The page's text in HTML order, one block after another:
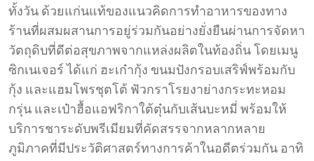
ทั้งวัน ด้วยแก่นแท้ของแนวคิดการทำอาหารของทาง
ร้านที่ผสมผสานการอยู่ร่วมกันอย่างยั่งยืนผ่านการจัดหา
วัตถุดิบที่ดีต่อสุขภาพจากแหล่งผลิตในท้องถิ่น โดยเมนู
ซิกเนเจอร์ ได้แก่ ฮะเก๋ากุ้ง ขนมปังกรอบเสริฟ์พร้อมกับ
กุ้ง และแฮมโพรชุตโต้ ฟัวกราโรยงาย่างกระทะหอม
กรุ่น และเป๋าฮื้อแอฟริกาใต้ตุ๋นกับเส้นบะหมี่ พร้อมให้
บริการชาระดับพรีเมียมที่คัดสรรจากหลากหลาย
ภูมิภาคที่มีประวัติศาสตร์ทางการค้าในอดีตร่วมกัน อาทิ